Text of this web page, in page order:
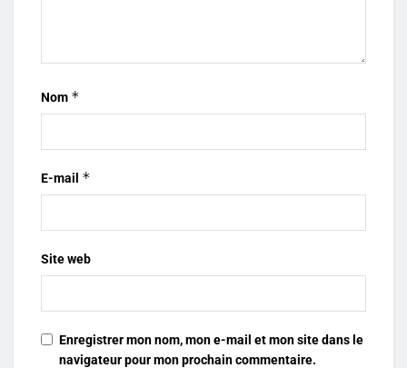
Nom *
E-mail *
Site web
Enregistrer mon nom, mon e-mail et mon site dans le
navigateur pour mon prochain commentaire.